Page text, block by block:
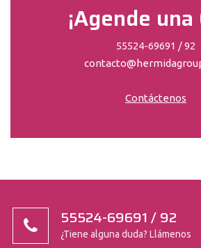
¡Agende
55524-69691 / 92
Contáctenos
55524-69691 / 92
¿Tiene alguna duda? Llámenos